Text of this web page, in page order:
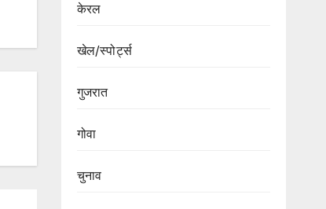
केरल
खेल/स्पोर्ट्स
गुजरात
गोवा
चुनाव